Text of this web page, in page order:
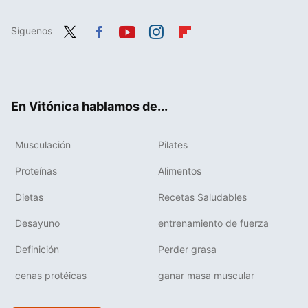
Síguenos
En Vitónica hablamos de...
Musculación Pilates
Proteínas Alimentos
Dietas Recetas Saludables
Desayuno entrenamiento de fuerza
Definición Perder grasa
cenas protéicas ganar masa muscular